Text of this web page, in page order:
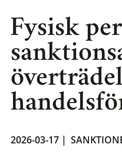
Fysisk
2026-03-17 |